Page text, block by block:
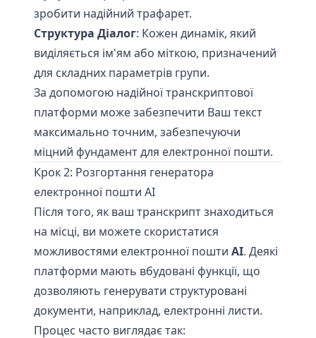
зробити надійний трафарет.
Структура Діалог: Кожен динамік, який
виділяється ім'ям або міткою, призначений
для складних параметрів групи.
За допомогою надійної транскриптової
платформи може забезпечити Ваш текст
максимально точним, забезпечуючи
міцний фундамент для електронної пошти.
Крок 2: Розгортання генератора
електронної пошти AI
Після того, як ваш транскрипт знаходиться
на місці, ви можете скористатися
можливостями електронної пошти AI. Деякі
платформи мають вбудовані функції, що
дозволяють генерувати структуровані
документи, наприклад, електронні листи.
Процес часто виглядає так: